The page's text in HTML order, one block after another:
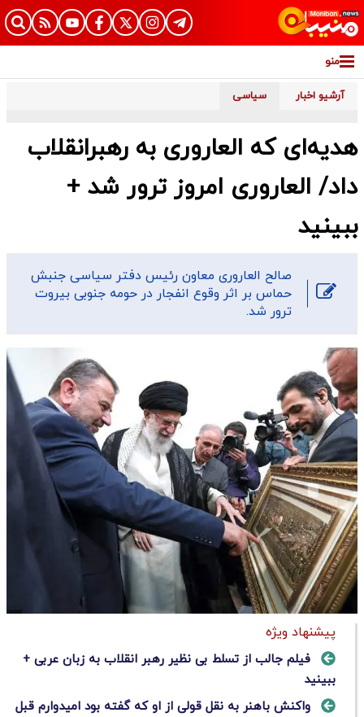
منو
آرشیو اخبار سیاسی
هدیه‌ای که العاروری به رهبرانقلاب
داد/ العاروری امروز ترور شد +
ببینید
صالح العاروری معاون رئیس دفتر سیاسی جنبش
حماس بر اثر وقوع انفجار در حومه جنوبی بیروت
ترور شد.
پیشنهاد ویژه
فیلم جالب از تسلط بی نظیر رهبر انقلاب به زبان عربی +
ببینید
واکنش باهنر به نقل قولی از او که گفته بود امیدوارم‌ قبل